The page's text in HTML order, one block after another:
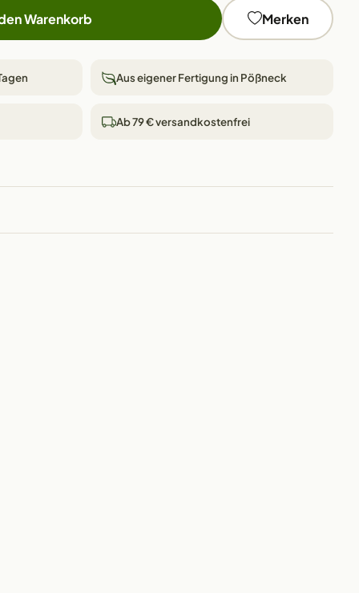
Warenkorb Merken
Aus eigener Fertigung in Pößneck
Ab 79 € versandkostenfrei